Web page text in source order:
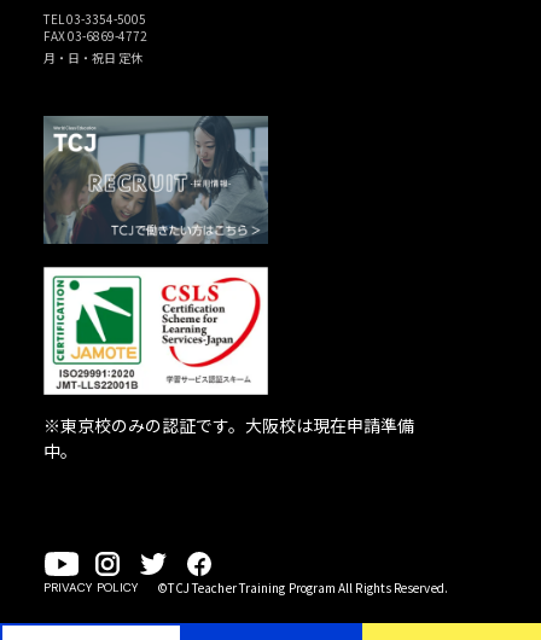
TEL 03-3354-5005
FAX 03-6869-4772
月・日・祝日 定休
※東京校のみの認証です。大阪校は現在申請準備
中。
PRIVACY POLICY ©TCJ Teacher Training Program All Rights Reserved.